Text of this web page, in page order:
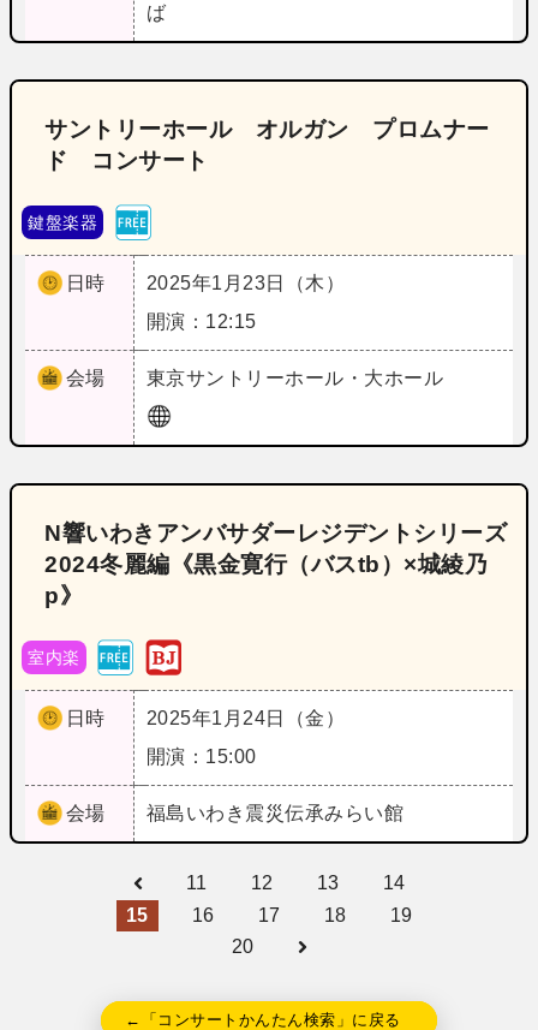
ば
サントリーホール オルガン プロムナー
ド コンサート
鍵盤楽器
日時
2025年1月23日（木）
開演：12:15
会場 東京サントリーホール・大ホール
N響いわきアンバサダーレジデントシリーズ
2024冬麗編《黒金寛行（バスtb）×城綾乃
p》
室内楽
日時
2025年1月24日（金）
開演：15:00
会場 福島いわき震災伝承みらい館
11 12 13
14
15
16 17 18
19
20
←「コンサートかんたん検索」に戻る